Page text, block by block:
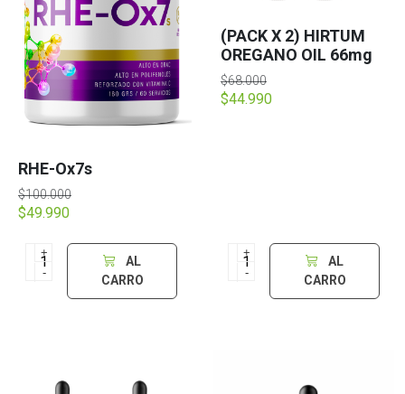
RHE-Ox7s
$100.000
$49.990
+
-
AL
CARRO
(PACK X 2) HIRTUM
OREGANO OIL 66mg
$68.000
$44.990
+
-
AL
CARRO